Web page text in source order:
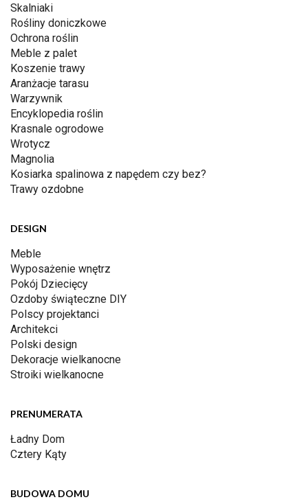
Skalniaki
Rośliny doniczkowe
Ochrona roślin
Meble z palet
Koszenie trawy
Aranżacje tarasu
Warzywnik
Encyklopedia roślin
Krasnale ogrodowe
Wrotycz
Magnolia
Kosiarka spalinowa z napędem czy bez?
Trawy ozdobne
DESIGN
Meble
Wyposażenie wnętrz
Pokój Dziecięcy
Ozdoby świąteczne DIY
Polscy projektanci
Architekci
Polski design
Dekoracje wielkanocne
Stroiki wielkanocne
PRENUMERATA
Ładny Dom
Cztery Kąty
BUDOWA DOMU